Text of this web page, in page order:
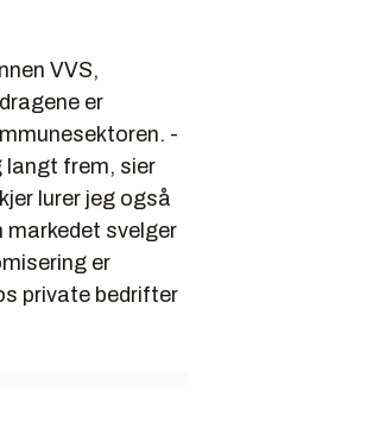
VVS,
er
-
langt frem, sier
lurer jeg også
markedet svelger
er
private bedrifter